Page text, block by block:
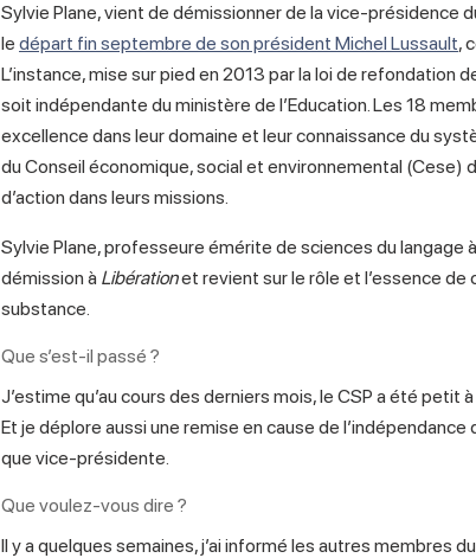
Sylvie Plane, vient de démissionner de la vice-présidence
le départ fin septembre de son président Michel Lussault,
L’instance, mise sur pied en 2013 par la loi de refondation
soit indépendante du ministère de l’Education. Les 18
excellence dans leur domaine et leur connaissance du
du Conseil économique, social et environnemental (Cese)
d’action dans leurs missions.
Sylvie Plane, professeure émérite de sciences du langage
démission à Libérationet revient sur le rôle et l’essence de
substance.
Que s’est-il passé ?
J’estime qu’au cours des derniers mois, le CSP a été
Et je déplore aussi une remise en cause de
que vice-présidente.
Que voulez-vous dire ?
Il y a quelques semaines, j’ai informé les autres membres